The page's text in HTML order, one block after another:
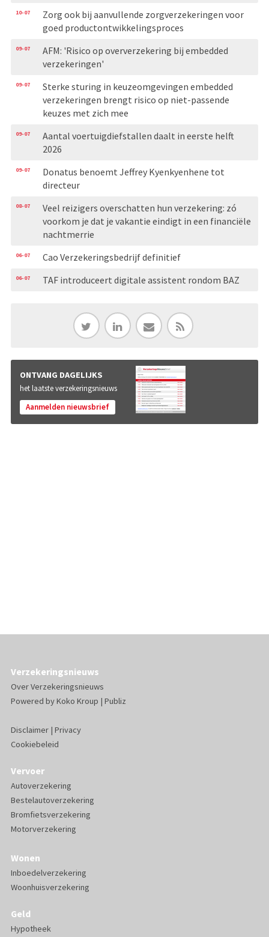
10-07
Zorg ook bij aanvullende zorgverzekeringen voor
goed productontwikkelingsproces
09-07
AFM: 'Risico op oververzekering bij embedded
verzekeringen'
09-07
Sterke sturing in keuzeomgevingen embedded
verzekeringen brengt risico op niet-passende
keuzes met zich mee
09-07
Aantal voertuigdiefstallen daalt in eerste helft
2026
09-07
Donatus benoemt Jeffrey Kyenkyenhene tot
directeur
08-07
Veel reizigers overschatten hun verzekering: zó
voorkom je dat je vakantie eindigt in een financiële
nachtmerrie
06-07 Cao Verzekeringsbedrijf definitief
06-07 TAF introduceert digitale assistent rondom BAZ
ONTVANG DAGELIJKS
het laatste verzekeringsnieuws
Aanmelden nieuwsbrief
Verzekeringsnieuws
Over Verzekeringsnieuws
Powered byKoko Kroup | Publiz
Disclaimer| Privacy
Cookiebeleid
Vervoer
Autoverzekering
Bestelautoverzekering
Bromfietsverzekering
Motorverzekering
Wonen
Inboedelverzekering
Woonhuisverzekering
Geld
Hypotheek